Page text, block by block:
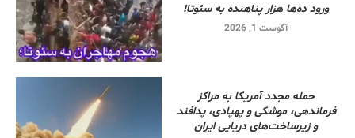
ورود ده‌ها هزار پناهنده به سئوتا!
آگوست 1, 2026
حمله مجدد آمریکا به مراکز
فرماندهی، موشکی و پهپادی، پدافند
و زیرساخت‌های دریایی ایران